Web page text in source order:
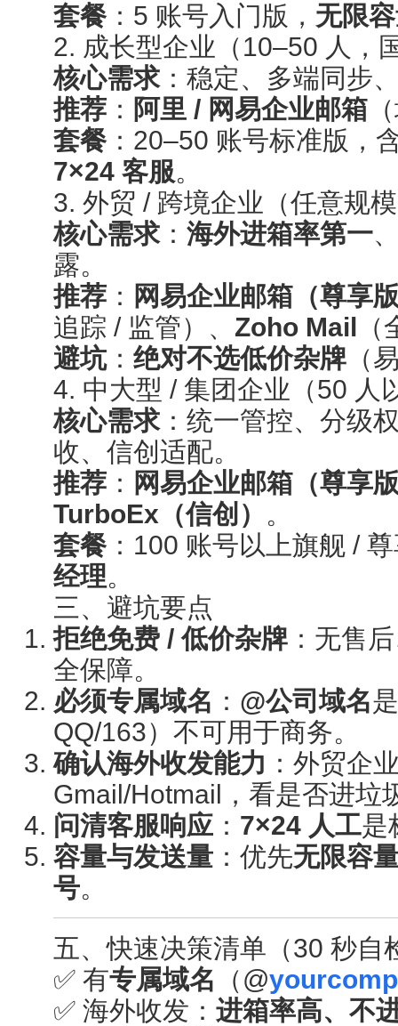
套餐 ：5 账号入门版， 无限
2. 成长型企业（10–50 人，
核心需求：稳定、多端同步
推荐 ： 阿里 / 网易企业邮箱
套餐 ：20–50 账号标准版，
7×24 客服。
3. 外贸 / 跨境企业（任意规
核心需求： 海外进箱率第一
露。
推荐 ： 网易企业邮箱（尊享
追踪 / 监管）、 Zoho Mail
避坑： 绝对不选低价杂牌 （
4. 中大型 / 集团企业（50 人
核心需求：统一管控、分级
收、信创适配。
推荐 ： 网易企业邮箱（尊享
TurboEx（信创） 。
套餐 ：100 账号以上旗舰 /
经理。
三、避坑要点
拒绝免费 / 低价杂牌 ：无售
全保障。
必须专属域名 ： @公司域名
QQ/163）不可用于商务。
确认海外收发能力 ：外贸企
Gmail/Hotmail，看是否进垃
问清客服响应 ： 7×24 人工是
容量与发送量 ：优先无限容
号。
五、快速决策清单（30 秒自
✅ 有专属域名 （@
✅ 海外收发： 进箱率高、不